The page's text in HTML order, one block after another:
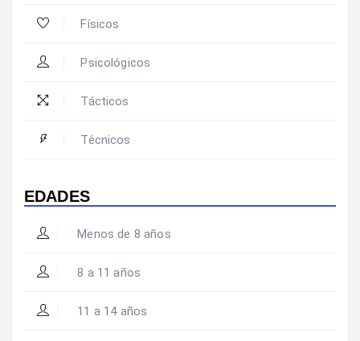
Físicos
Psicológicos
Tácticos
Técnicos
EDADES
Menos de 8 años
8 a 11 años
11 a 14 años